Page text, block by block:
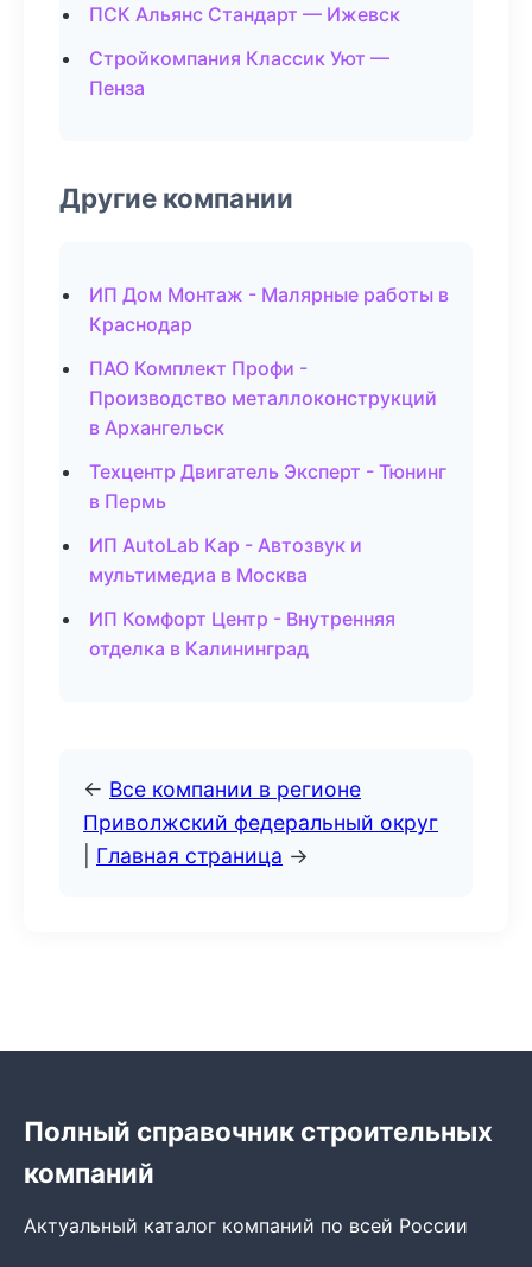
ПСК Альянс Стандарт — Ижевск
Стройкомпания Классик Уют —
Пенза
Другие компании
ИП Дом Монтаж - Малярные работы в
Краснодар
ПАО Комплект Профи -
Производство металлоконструкций
в Архангельск
Техцентр Двигатель Эксперт - Тюнинг
в Пермь
ИП AutoLab Кар - Автозвук и
мультимедиа в Москва
ИП Комфорт Центр - Внутренняя
отделка в Калининград
← Все компании в регионе
Приволжский федеральный округ
Главная страница →
Полный справочник строительных
компаний
Актуальный каталог компаний по всей России